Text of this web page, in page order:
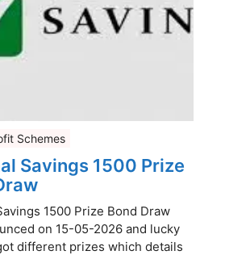
Schemes
Savings 1500 Prize
1500 Prize Bond Draw
on 15-05-2026 and lucky
different prizes which details